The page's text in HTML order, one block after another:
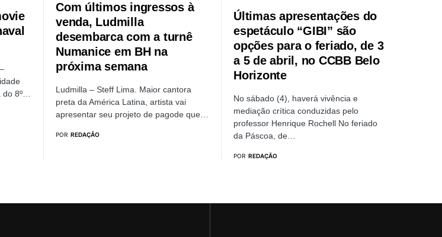
8º…
Com últimos ingressos à
venda, Ludmilla
desembarca com a turnê
Numanice em BH na
próxima semana
Ludmilla – Steff Lima. Maior cantora
preta da América Latina, artista vai
apresentar seu projeto de pagode que…
POR REDAÇÃO
Últimas apresentações do
espetáculo “GIBI” são
opções para o feriado, de 3
a 5 de abril, no CCBB Belo
Horizonte
No sábado (4), haverá vivência e
mediação crítica conduzidas pelo
professor Henrique Rochell No feriado
da Páscoa, de…
POR REDAÇÃO